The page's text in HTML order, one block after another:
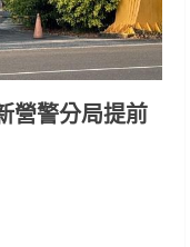
營警分局提前